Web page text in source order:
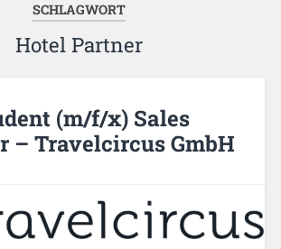
SCHLAGWORT
Hotel Partner
(m/f/x) Sales
– Travelcircus GmbH